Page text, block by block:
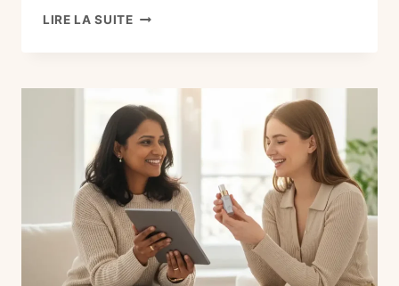
LIRE LA SUITEVDI
LE
GUIDE
POUR
TROUVER
DES
CLIENTS
SUR
FACEBOOK
ET
INSTAGRAM